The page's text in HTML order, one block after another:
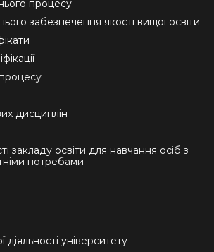
процесу
забезпечення якості вищої освіти
дисциплін
закладу освіти для навчання осіб з
потребами
університету